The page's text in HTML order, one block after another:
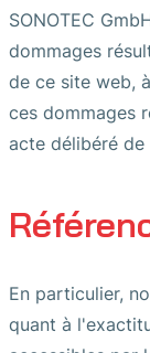
SONOTEC
dommages
de ce site web,
ces dommages
acte délibéré de
En particulier,
quant à